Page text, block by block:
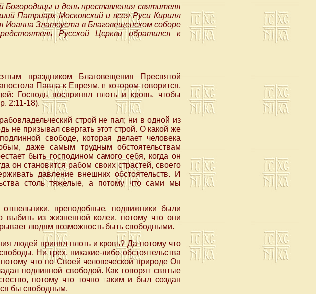
Богородицы и день преставления святителя
Патриарх Московский и всея Руси Кирилл
Златоуста в Благовещенском соборе
Русской Церкви обратился к
праздником Благовещения Пресвятой
Павла к Евреям, в котором говорится,
Господь воспринял плоть и кровь, чтобы
2:11-18).
строй не пал; ни в одной из
не призывал свергать этот строй. О какой же
свободе, которая делает человека
даже самым трудным обстоятельствам
быть господином самого себя, когда он
он становится рабом своих страстей, своего
давление внешних обстоятельств. И
столь тяжелые, а потому что сами мы
преподобные, подвижники были
из жизненной колеи, потому что они
людям возможность быть свободными.
людей принял плоть и кровь? Да потому что
Ни грех, никакие-либо обстоятельства
что по Своей человеческой природе Он
подлинной свободой. Как говорят святые
потому что точно таким и был создан
бы свободным.